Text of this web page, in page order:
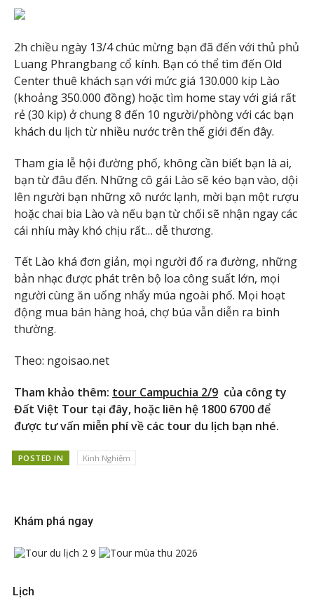
2h chiều ngày 13/4 chúc mừng bạn đã đến với thủ phủ
Luang Phrangbang cổ kính. Bạn có thể tìm đến Old
Center thuê khách sạn với mức giá 130.000 kip Lào
(khoảng 350.000 đồng) hoặc tìm home stay với giá rất
rẻ (30 kip) ở chung 8 đến 10 người/phòng với các bạn
khách du lịch từ nhiều nước trên thế giới đến đây.
Tham gia lễ hội đường phố, không cần biết bạn là ai,
bạn từ đâu đến. Những cô gái Lào sẽ kéo bạn vào, dội
lên người bạn những xô nước lạnh, mời bạn một rượu
hoặc chai bia Lào và nếu bạn từ chối sẽ nhận ngay các
cái nhíu mày khó chịu rất… dễ thương.
Tết Lào khá đơn giản, mọi người đổ ra đường, những
bản nhạc được phát trên bộ loa công suất lớn, mọi
người cùng ăn uống nhẩy múa ngoài phố. Mọi hoạt
động mua bán hàng hoá, chợ búa vẫn diễn ra bình
thường.
Theo: ngoisao.net
Tham khảo thêm: tour Campuchia 2/9 của công ty
Đất Việt Tour tại đây, hoặc liên hệ 1800 6700 để
được tư vấn miễn phí về các tour du lịch bạn nhé.
POSTED IN Kinh Nghiệm
Khám phá ngay
Lịch